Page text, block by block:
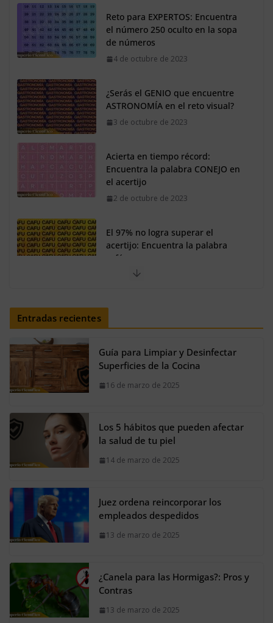
¿Serás el GENIO que encuentre
ASTRONOMÍA en el reto visual?
3 de octubre de 2023
Encuentra la palabra CONEJO en
el acertijo
2 de octubre de 2023
El 97% no logra superar el
acertijo: Encuentra la palabra
café
30 de septiembre de 2023
Así se verían los personajes de
Shrek en estilo fantasía oscura
encuentra la palabra LOBO en el
Entradas recientes
Guía para Limpiar y Desinfectar
Superficies de la Cocina
16 de marzo de 2025
Los 5 hábitos que pueden afectar
la salud de tu piel
14 de marzo de 2025
Juez ordena reincorporar los
empleados despedidos
13 de marzo de 2025
¿Canela para las Hormigas?: Pros y
Contras
13 de marzo de 2025